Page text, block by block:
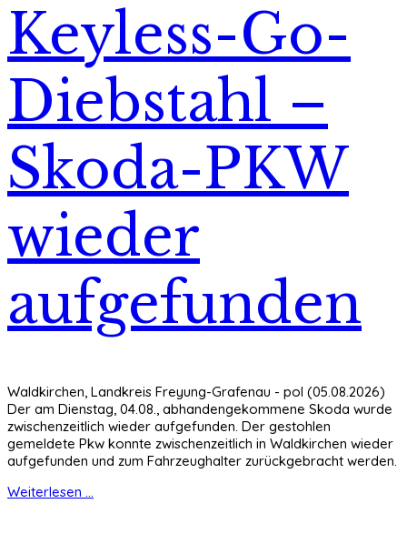
Keyless-Go-
Diebstahl –
Skoda-PKW
wieder
aufgefunden
Waldkirchen, Landkreis Freyung-Grafenau - pol (05.08.2026)
Der am Dienstag, 04.08., abhandengekommene Skoda wurde
zwischenzeitlich wieder aufgefunden. Der gestohlen
gemeldete Pkw konnte zwischenzeitlich in Waldkirchen wieder
aufgefunden und zum Fahrzeughalter zurückgebracht werden.
Weiterlesen ...